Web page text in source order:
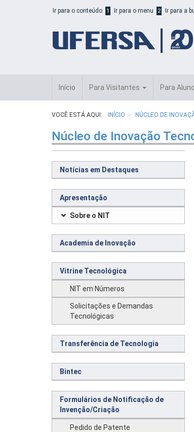
Ir para o conteúdo 1 Ir para o menu 2 Ir para a
Início Para Visitantes Para
VOCÊ ESTÁ AQUI: INÍCIO NÚCLEO DE
Núcleo de Inovação
Notícias em Destaques
Apresentação
Sobre o NIT
Academia de Inovação
Vitrine Tecnológica
NIT em Números
Solicitações e Demandas
Tecnológicas
Transferência de Tecnologia
Bintec
Formulários de Notificação de
Invenção/Criação
Pedido de Patente